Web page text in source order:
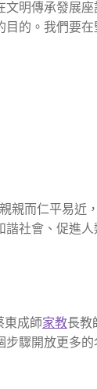
明傳承發展
的。我們要
親而仁平易近
諧社會、促進
東成師家教長教
驟開放更多